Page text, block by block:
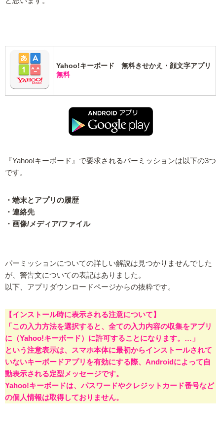
Yahoo!キーボード 無料きせかえ・顔文字アプリ
無料
『Yahoo!キーボード』で要求されるパーミッションは以下の3つ
です。
・端末とアプリの履歴
・連絡先
・画像/メディア/ファイル
パーミッションについての詳しい解説は見つかりませんでした
が、警告文についての表記はありました。
以下、アプリダウンロードページからの抜粋です。
【インストール時に表示される注意について】
「この入力方法を選択すると、全ての入力内容の収集をアプリ
に（Yahoo!キーボード）に許可することになります。…」
という注意表示は、スマホ本体に最初からインストールされて
いないキーボードアプリを有効にする際、Androidによって自
動表示される定型メッセージです。
Yahoo!キーボードは、パスワードやクレジットカード番号など
の個人情報は取得しておりません。